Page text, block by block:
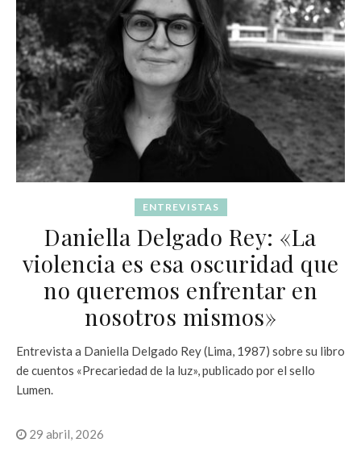
ENTREVISTAS
Daniella Delgado Rey: «La
violencia es esa oscuridad que
no queremos enfrentar en
nosotros mismos»
Entrevista a Daniella Delgado Rey (Lima, 1987) sobre su libro
de cuentos «Precariedad de la luz», publicado por el sello
Lumen.
29 abril, 2026